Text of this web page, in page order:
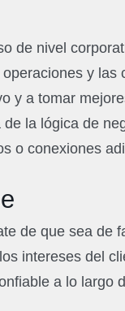
de nivel
y las
y a tomar
la lógica de
o conexiones
de que sea de
intereses del
a lo largo